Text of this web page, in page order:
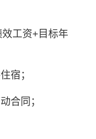
工资+目标年
宿；
合同；